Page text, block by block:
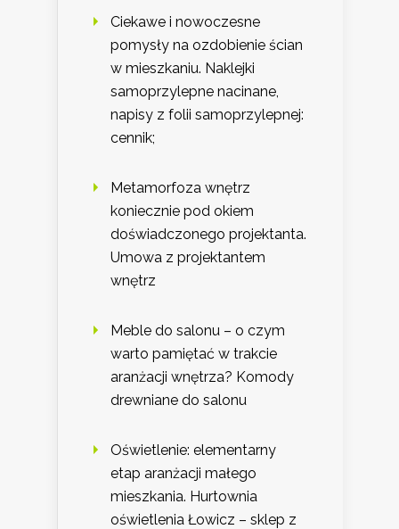
Ciekawe i nowoczesne
pomysły na ozdobienie ścian
w mieszkaniu. Naklejki
samoprzylepne nacinane,
napisy z folii samoprzylepnej:
cennik;
Metamorfoza wnętrz
koniecznie pod okiem
doświadczonego projektanta.
Umowa z projektantem
wnętrz
Meble do salonu – o czym
warto pamiętać w trakcie
aranżacji wnętrza? Komody
drewniane do salonu
Oświetlenie: elementarny
etap aranżacji małego
mieszkania. Hurtownia
oświetlenia Łowicz – sklep z